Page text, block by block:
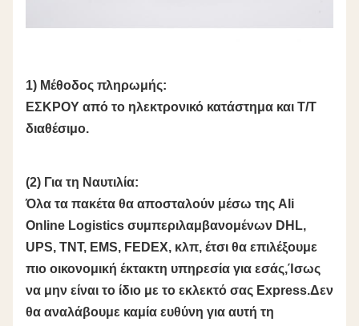
1) Μέθοδος πληρωμής:
ΕΣΚΡΟΥ από το ηλεκτρονικό κατάστημα και T/T
διαθέσιμο.
(2) Για τη Ναυτιλία:
Όλα τα πακέτα θα αποσταλούν μέσω της Ali
Online Logistics συμπεριλαμβανομένων DHL,
UPS, TNT, EMS, FEDEX, κλπ, έτσι θα επιλέξουμε
πιο οικονομική έκτακτη υπηρεσία για εσάς,Ίσως
να μην είναι το ίδιο με το εκλεκτό σας Express.Δεν
θα αναλάβουμε καμία ευθύνη για αυτή τη